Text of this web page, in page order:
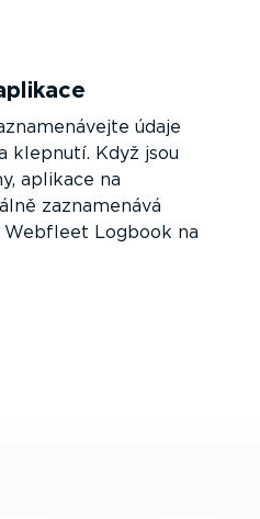
údaje
klepnutí. Když jsou
aplikace na
zaznamenává
Webfleet Logbook na